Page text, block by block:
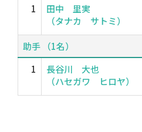
1
田中 里実
（タナカ サトミ）
助手 （1名）
1
長谷川 大也
（ハセガワ ヒロヤ）